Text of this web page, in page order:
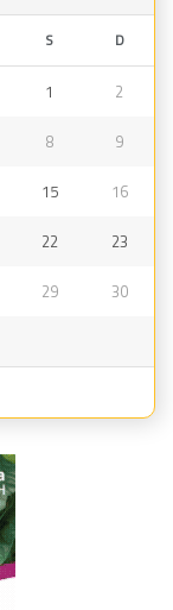
S D
1 2
8 9
15 16
22 23
29 30